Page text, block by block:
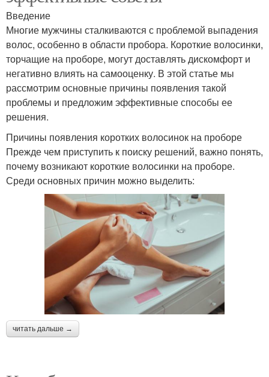
Введение
Многие мужчины сталкиваются с проблемой выпадения
волос, особенно в области пробора. Короткие волосинки,
торчащие на проборе, могут доставлять дискомфорт и
негативно влиять на самооценку. В этой статье мы
рассмотрим основные причины появления такой
проблемы и предложим эффективные способы ее
решения.
Причины появления коротких волосинок на проборе
Прежде чем приступить к поиску решений, важно понять,
почему возникают короткие волосинки на проборе.
Среди основных причин можно выделить:
читать дальше →